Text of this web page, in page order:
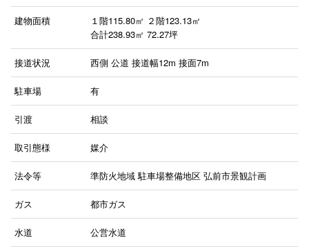
建物面積 １階115.80㎡ ２階123.13㎡
合計238.93㎡ 72.27坪
接道状況 西側 公道 接道幅12m 接面7m
駐車場 有
引渡 相談
取引態様 媒介
法令等 準防火地域 駐車場整備地区 弘前市景観計画
ガス 都市ガス
水道 公営水道